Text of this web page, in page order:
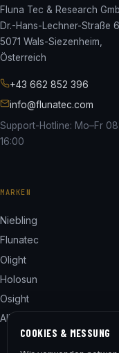
Fluna Tec & Research
Dr.-Hans-Lechner-Straße 6
5071 Wals-Siezenheim,
Österreich
+43 662 852 396
info@flunatec.com
Support-Hotline: Mo–Fr
16:00
MARKEN
Niebling
Flunatec
Olight
Holosun
Osight
Alle 24 Marken
COOKIES & MESSUNG